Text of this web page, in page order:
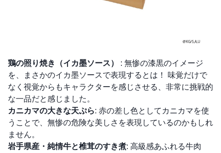
鶏の照り焼き（イカ墨ソース）
: 無惨の漆黒のイメージ
を、まさかのイカ墨ソースで表現するとは！ 味覚だけで
なく視覚からもキャラクターを感じさせる、非常に挑戦的
な一品だと感じました。
カニカマの大きな天ぷら: 赤の差し色としてカニカマを使
うことで、無惨の危険な美しさを表現しているのかもしれ
ません。
岩手県産・純情牛と椎茸のすき煮: 高級感あふれる牛肉